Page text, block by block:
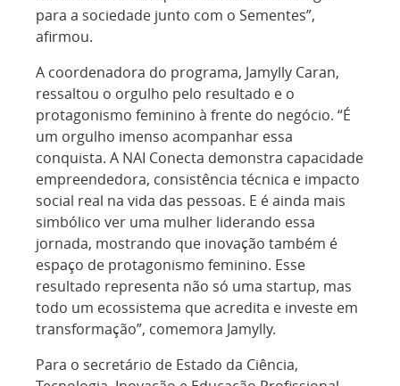
para a sociedade junto com o Sementes”,
afirmou.
A coordenadora do programa, Jamylly Caran,
ressaltou o orgulho pelo resultado e o
protagonismo feminino à frente do negócio. “É
um orgulho imenso acompanhar essa
conquista. A NAI Conecta demonstra capacidade
empreendedora, consistência técnica e impacto
social real na vida das pessoas. E é ainda mais
simbólico ver uma mulher liderando essa
jornada, mostrando que inovação também é
espaço de protagonismo feminino. Esse
resultado representa não só uma startup, mas
todo um ecossistema que acredita e investe em
transformação”, comemora Jamylly.
Para o secretário de Estado da Ciência,